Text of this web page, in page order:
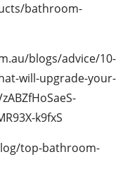
bathroom-
blogs/advice/10-
will-upgrade-your-
k9fxS
top-bathroom-